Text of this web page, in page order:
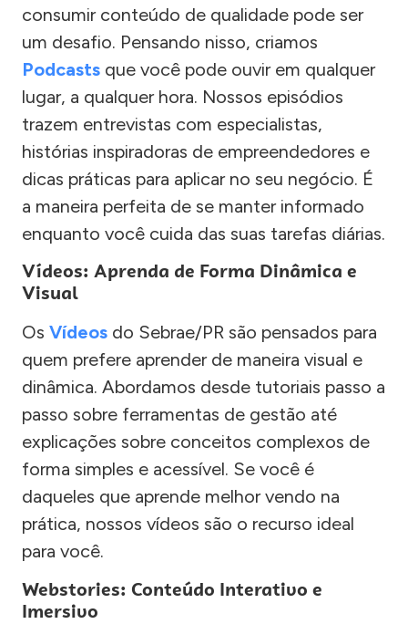
consumir conteúdo de qualidade pode ser
um desafio. Pensando nisso, criamos
Podcasts que você pode ouvir em qualquer
lugar, a qualquer hora. Nossos episódios
trazem entrevistas com especialistas,
histórias inspiradoras de empreendedores e
dicas práticas para aplicar no seu negócio. É
a maneira perfeita de se manter informado
enquanto você cuida das suas tarefas diárias.
Vídeos: Aprenda de Forma Dinâmica e
Visual
Os Vídeos do Sebrae/PR são pensados para
quem prefere aprender de maneira visual e
dinâmica. Abordamos desde tutoriais passo a
passo sobre ferramentas de gestão até
explicações sobre conceitos complexos de
forma simples e acessível. Se você é
daqueles que aprende melhor vendo na
prática, nossos vídeos são o recurso ideal
para você.
Webstories: Conteúdo Interativo e
Imersivo